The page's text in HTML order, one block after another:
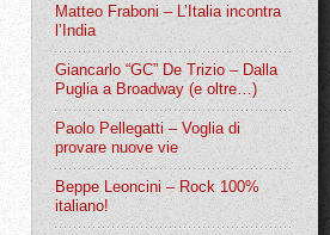
Matteo Fraboni – L’Italia incontra
l’India
Giancarlo “GC” De Trizio – Dalla
Puglia a Broadway (e oltre…)
Paolo Pellegatti – Voglia di
provare nuove vie
Beppe Leoncini – Rock 100%
italiano!